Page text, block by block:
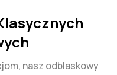
nasz odblaskowy